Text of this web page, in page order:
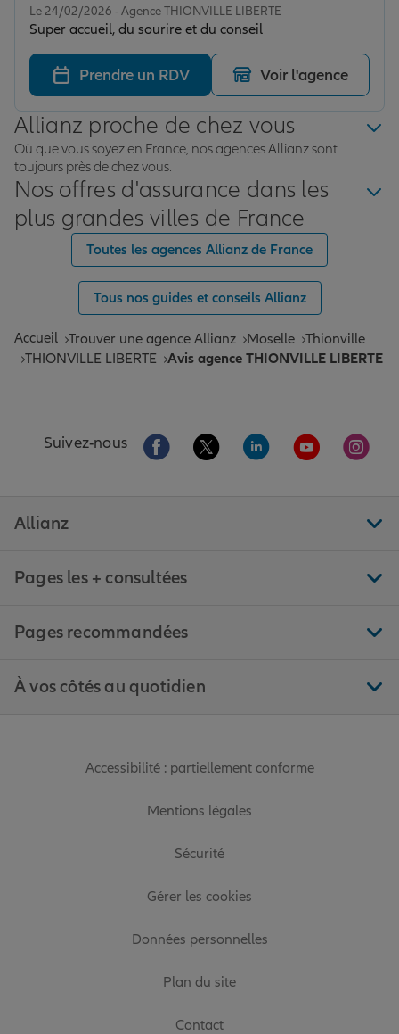
Le 24/02/2026 - Agence THIONVILLE LIBERTE
Super accueil, du sourire et du conseil
Prendre un RDV Voir l'agence
Allianz proche de chez vous
Où que vous soyez en France, nos agences Allianz sont
toujours près de chez vous.
Nos offres d'assurance dans les
plus grandes villes de France
Toutes les agences Allianz de France
Tous nos guides et conseils Allianz
Accueil Trouver une agence Allianz Moselle Thionville
THIONVILLE LIBERTE
Avis agence THIONVILLE LIBERTE
Suivez-nous Aller sur la page Facebook de Allianz
Aller sur la page Twitter de
Aller sur la page
Aller sur la
Aller
Allianz
Pages les + consultées
Pages recommandées
À vos côtés au quotidien
Accessibilité : partiellement conforme
Mentions légales
Sécurité
Gérer les cookies
Données personnelles
Plan du site
Contact